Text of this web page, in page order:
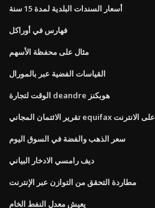
أسعار السندات البلدية لمدة 15 سنة
فهارس في أوراكل
مثال على محفظة الأسهم
القياسات الفضية عبر بالمورال
الوقت لتجارة deandre هوبكنز
تقرير الائتمان المجاني equifax على الانترنت
سعر الذهب والفضة في السوق اليوم
ديف رامسي الادخار البياني
مطاردة التحقق من التوازن عبر الإنترنت
يعيش معدل النفط الخام